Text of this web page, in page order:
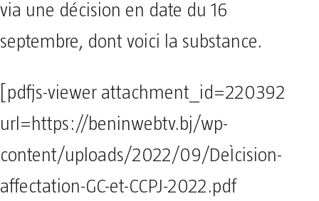
via une décision en date du 16
septembre, dont voici la substance.
[pdfjs-viewer attachment_id=220392
url=https://beninwebtv.bj/wp-
content/uploads/2022/09/DeÌcision-
affectation-GC-et-CCPJ-2022.pdf